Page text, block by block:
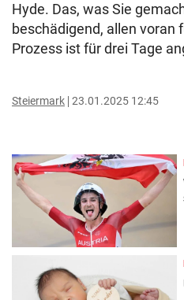
Hyde. Das, was Sie
beschädigend, allen voran
Prozess ist für drei Tage
Steiermark 23.01.2025 12:45